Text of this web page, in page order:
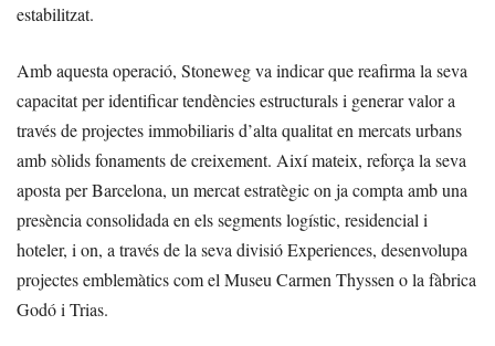
estabilitzat.
Amb aquesta operació, Stoneweg va indicar que reafirma la seva
capacitat per identificar tendències estructurals i generar valor a
través de projectes immobiliaris d’alta qualitat en mercats urbans
amb sòlids fonaments de creixement. Així mateix, reforça la seva
aposta per Barcelona, un mercat estratègic on ja compta amb una
presència consolidada en els segments logístic, residencial i
hoteler, i on, a través de la seva divisió Experiences, desenvolupa
projectes emblemàtics com el Museu Carmen Thyssen o la fàbrica
Godó i Trias.